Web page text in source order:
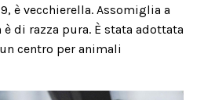
è vecchierella. Assomiglia a
è di razza pura. È stata adottata
centro per animali